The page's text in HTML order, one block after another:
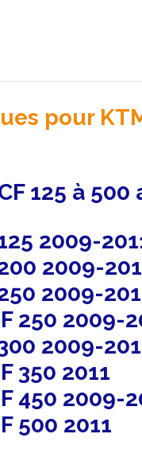
pour
125 à
2009-
2009-
2009-
250 2009-
2009-
350 2011
450 2009-
500 2011